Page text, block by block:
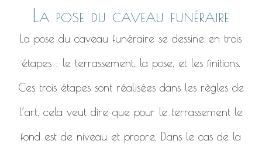
La pose du caveau funéraire
La pose du caveau funéraire se dessine en trois
étapes : le terrassement, la pose, et les finitions.
Ces trois étapes sont réalisées dans les règles de
l’art, cela veut dire que pour le terrassement le
fond est de niveau et propre. Dans le cas de la